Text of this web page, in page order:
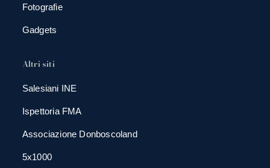
Fotografie
Gadgets
Altri siti
Salesiani INE
Ispettoria FMA
Associazione Donboscoland
5x1000